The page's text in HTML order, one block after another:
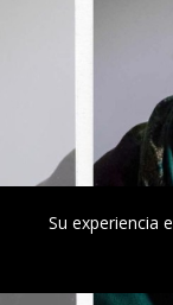
Su experiencia